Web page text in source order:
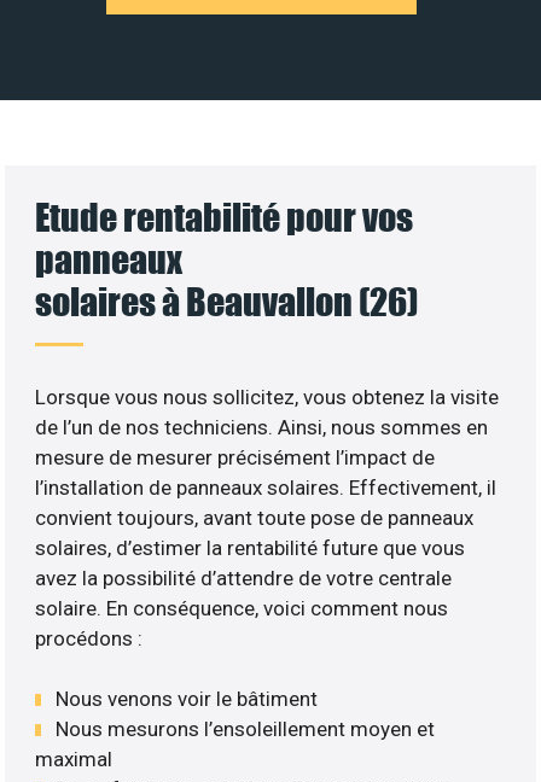
Etude rentabilité pour vos
panneaux
solaires à Beauvallon (26)
Lorsque vous nous sollicitez, vous obtenez la visite
de l’un de nos techniciens. Ainsi, nous sommes en
mesure de mesurer précisément l’impact de
l’installation de panneaux solaires. Effectivement, il
convient toujours, avant toute pose de panneaux
solaires, d’estimer la rentabilité future que vous
avez la possibilité d’attendre de votre centrale
solaire. En conséquence, voici comment nous
procédons :
Nous venons voir le bâtiment
Nous mesurons l’ensoleillement moyen et
maximal